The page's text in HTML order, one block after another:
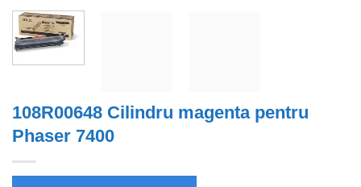
108R00648 Cilindru magenta pentru
Phaser 7400